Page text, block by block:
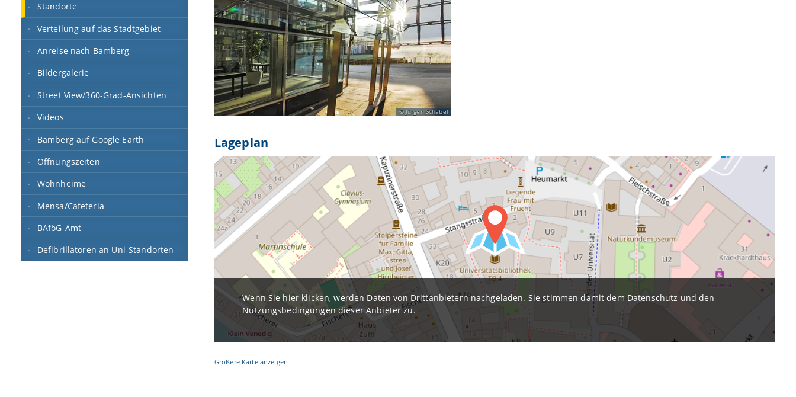
Standorte
Verteilung auf das Stadtgebiet
Anreise nach Bamberg
Bildergalerie
Street View/360-Grad-Ansichten
Videos
Bamberg auf Google Earth
Öffnungszeiten
Wohnheime
Mensa/Cafeteria
BAföG-Amt
Defibrillatoren an Uni-Standorten
Jürgen Schabel
Lageplan
Wenn Sie hier klicken, werden Daten von Drittanbietern nachgeladen. Sie stimmen damit dem Datenschutz und den
Nutzungsbedingungen dieser Anbieter zu.
Größere Karte anzeigen